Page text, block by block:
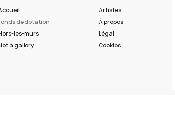
de dotation
les-murs
a gallery
Artistes
À propos
Légal
Cookies